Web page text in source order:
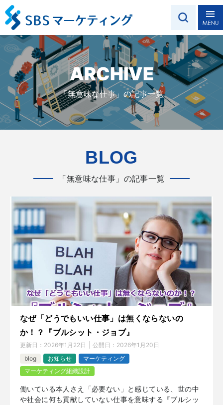
ARCHIVE
「無意味な仕事」の記事一覧
BLOG
「無意味な仕事」の記事一覧
なぜ「どうでもいい仕事」は無くならないの
か！？『ブルシット・ジョブ』
更新日： 2026年1月22日 公開日： 2026年1月20日
blog
お知らせ
マーケティング
マーケティング組織設計
働いている本人さえ「必要ない」と感じている、世の中
や社会に何も貢献していない仕事を意味する『ブルシッ